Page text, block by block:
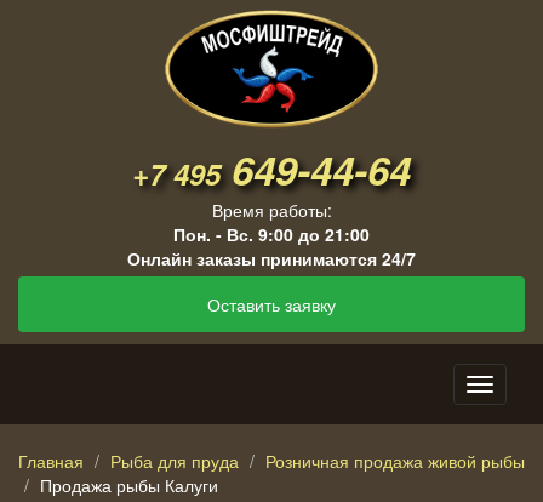
+7 495649-44-64
Время работы:
Пон. - Вс. 9:00 до 21:00
Онлайн заказы принимаются 24/7
Оставить заявку
Главная Рыба для пруда
Розничная продажа живой рыбы
Продажа рыбы Калуги